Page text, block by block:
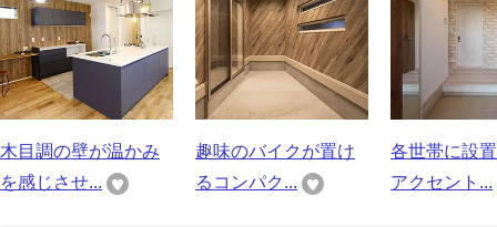
木目調の壁が温かみ
を感じさせ...
趣味のバイクが置け
るコンパク...
各世帯に設
アクセント...